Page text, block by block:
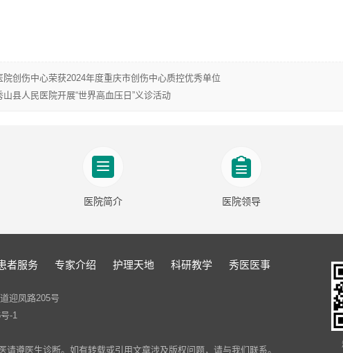
院创伤中心荣获2024年度重庆市创伤中心质控优秀单位
县人民医院开展“世界高血压日”义诊活动
医院简介 医院领导
者服务 专家介绍 护理天地 科研教学 秀医医事
迎凤路205号
-1
遵医生诊断。如有转载或引用文章涉及版权问题，请与我们联系。